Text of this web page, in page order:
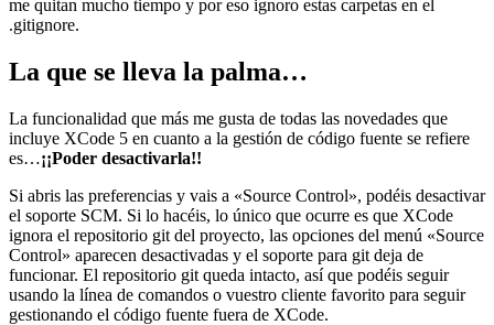
me quitan mucho tiempo y por eso ignoro estas carpetas en el
.gitignore.
La que se lleva la palma…
La funcionalidad que más me gusta de todas las novedades que
incluye XCode 5 en cuanto a la gestión de código fuente se refiere
es…¡¡Poder desactivarla!!
Si abris las preferencias y vais a «Source Control», podéis desactivar
el soporte SCM. Si lo hacéis, lo único que ocurre es que XCode
ignora el repositorio git del proyecto, las opciones del menú «Source
Control» aparecen desactivadas y el soporte para git deja de
funcionar. El repositorio git queda intacto, así que podéis seguir
usando la línea de comandos o vuestro cliente favorito para seguir
gestionando el código fuente fuera de XCode.